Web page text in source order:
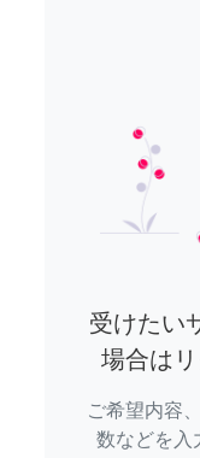
受けたい
場合は
ご希望内容
数などを入